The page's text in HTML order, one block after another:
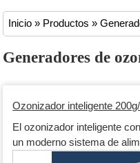
Inicio » Productos »
Generadores de
Ozonizador inteligente
El ozonizador inteligente
un moderno sistema de